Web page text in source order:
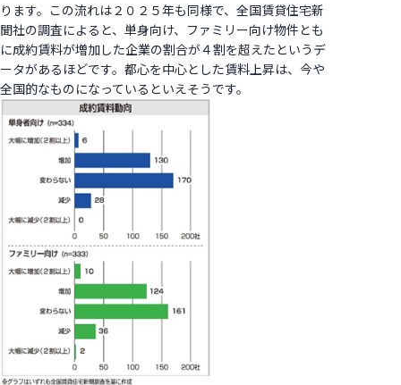
ります。この流れは２０２５年も同様で、全国賃貸住宅新
聞社の調査によると、単身向け、ファミリー向け物件とも
に成約賃料が増加した企業の割合が４割を超えたというデ
ータがあるほどです。都心を中心とした賃料上昇は、今や
全国的なものになっているといえそうです。